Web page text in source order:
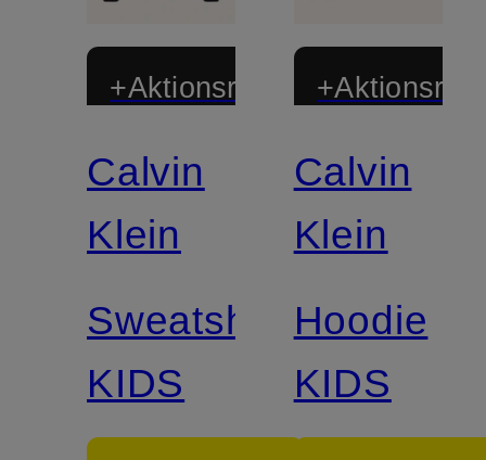
+Aktionsrabatt
Calvin
Klein
Sweatshirt
KIDS
Calvin
Klein
Hoodie
KIDS